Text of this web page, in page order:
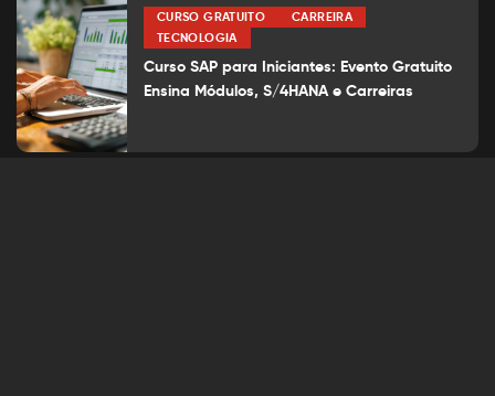
CURSO GRATUITO
CARREIRA
TECNOLOGIA
Curso SAP para Iniciantes: Evento Gratuito
Ensina Módulos, S/4HANA e Carreiras